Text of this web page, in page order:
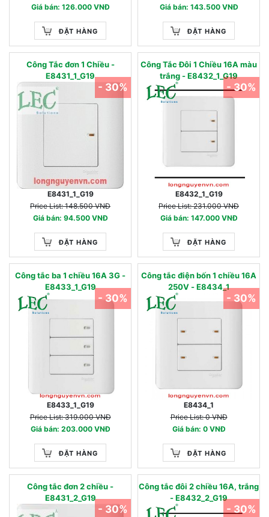
Giá bán: 126.000 VNĐ
ĐẶT HÀNG
Giá bán: 143.500 VNĐ
ĐẶT HÀNG
Công Tắc đơn 1 Chiều -
E8431_1_G19
E8431_1_G19
Price List: 148.500 VNĐ
Giá bán: 94.500 VNĐ
ĐẶT HÀNG
- 30%
Công Tắc Đôi 1 Chiều 16A màu
trắng - E8432_1_G19
E8432_1_G19
Price List: 231.000 VNĐ
Giá bán: 147.000 VNĐ
ĐẶT HÀNG
- 30%
Công tắc ba 1 chiều 16A 3G -
E8433_1_G19
E8433_1_G19
Price List: 319.000 VNĐ
Giá bán: 203.000 VNĐ
ĐẶT HÀNG
- 30%
Công tắc điện bốn 1 chiều 16A
250V - E8434_1
E8434_1
Price List: 0 VNĐ
Giá bán: 0 VNĐ
ĐẶT HÀNG
- 30%
Công tắc đơn 2 chiều -
E8431_2_G19
- 30%
Công tắc đôi 2 chiều 16A, trắng
- E8432_2_G19
- 30%